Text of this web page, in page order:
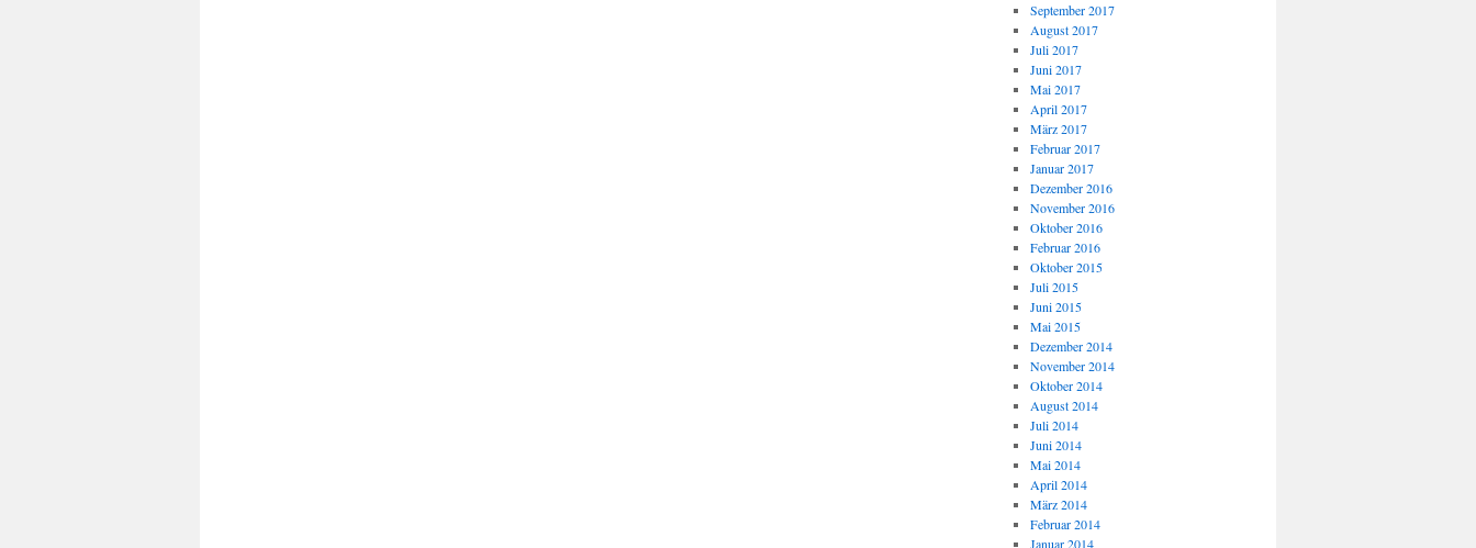
September 2017
August 2017
Juli 2017
Juni 2017
Mai 2017
April 2017
März 2017
Februar 2017
Januar 2017
Dezember 2016
November 2016
Oktober 2016
Februar 2016
Oktober 2015
Juli 2015
Juni 2015
Mai 2015
Dezember 2014
November 2014
Oktober 2014
August 2014
Juli 2014
Juni 2014
Mai 2014
April 2014
März 2014
Februar 2014
Januar 2014